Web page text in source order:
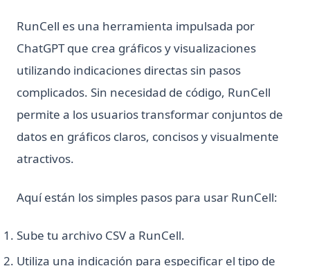
Python unittest: Write and Run Unit Tests (Complete Guide)
Python zip() Function: Combine Iterables with Examples
Python3 Linter: La guía definitiva para mejorar la calidad
Quality
Python: Acelera Beautiful Soup - Mejora la Eficiencia de tu
Web Scraping ¡Ahora!
que Debes Conocer
SVM in Python, What It Is and How to Use It
Side_effect in Python - What It Is And How to Use?
RunCell es una herramienta impulsada por
ChatGPT que crea gráficos y visualizaciones
utilizando indicaciones directas sin pasos
complicados. Sin necesidad de código, RunCell
permite a los usuarios transformar conjuntos de
datos en gráficos claros, concisos y visualmente
atractivos.
Aquí están los simples pasos para usar RunCell:
Sube tu archivo CSV a RunCell.
Utiliza una indicación para especificar el tipo de